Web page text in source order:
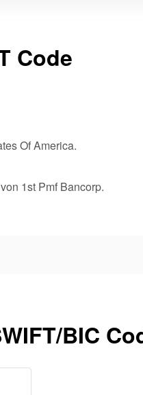
Code
Of America.
1st Pmf Bancorp.
BIC